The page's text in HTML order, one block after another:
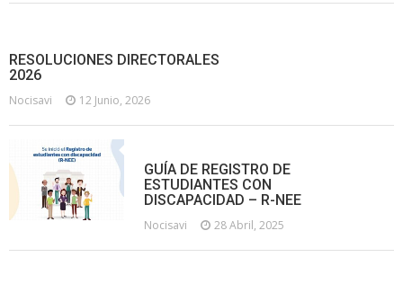
RESOLUCIONES DIRECTORALES
2026
Nocisavi 12 Junio, 2026
GUÍA DE REGISTRO DE
ESTUDIANTES CON
DISCAPACIDAD – R-NEE
Nocisavi 28 Abril, 2025